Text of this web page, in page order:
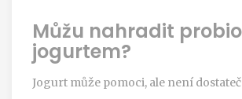
Můžu nahradit
jogurtem?
Jogurt může pomoci, ale není